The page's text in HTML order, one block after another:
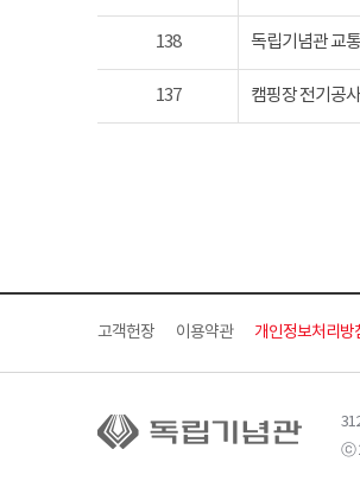
138 독립기념관 교
137 캠핑장 전기공
고객헌장 이용약관 개인정보처리방
ⓒ